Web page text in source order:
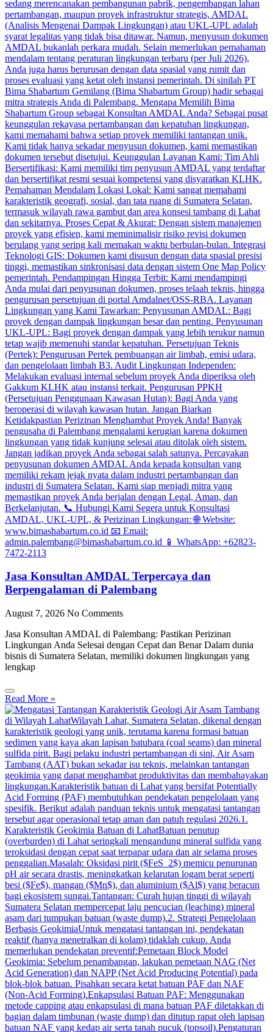
Jasa Konsultan AMDAL Terpercaya dan
Berpengalaman di Palembang
August 7, 2026 No Comments
Jasa Konsultan AMDAL di Palembang: Pastikan Perizinan
Lingkungan Anda Selesai dengan Cepat dan Benar Dalam dunia
bisnis di Sumatera Selatan, memiliki dokumen lingkungan yang
lengkap
Read More »